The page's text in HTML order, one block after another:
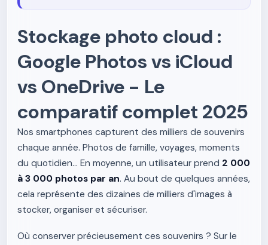
Stockage photo cloud :
Google Photos vs iCloud
vs OneDrive - Le
comparatif complet 2025
Nos smartphones capturent des milliers de souvenirs
chaque année. Photos de famille, voyages, moments
du quotidien... En moyenne, un utilisateur prend 2 000
à 3 000 photos par an. Au bout de quelques années,
cela représente des dizaines de milliers d'images à
stocker, organiser et sécuriser.
Où conserver précieusement ces souvenirs ? Sur le